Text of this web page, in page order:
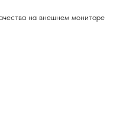
на внешнем мониторе